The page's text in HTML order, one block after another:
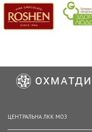
ЦЕНТРАЛЬНА ЛКК МОЗ